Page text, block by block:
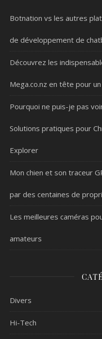
Botnation vs les autres
de développement de
Découvrez les
Mega.co.nz en tête pour
Pourquoi ne puis-je pas
Solutions pratiques pour
Explorer
Mon chien et son traceur
par des centaines de
Les meilleures caméras
amateurs
Divers
Hi-Tech